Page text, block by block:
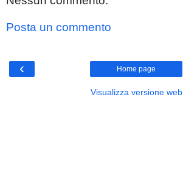
Posta un commento
‹ Home page
Visualizza versione web